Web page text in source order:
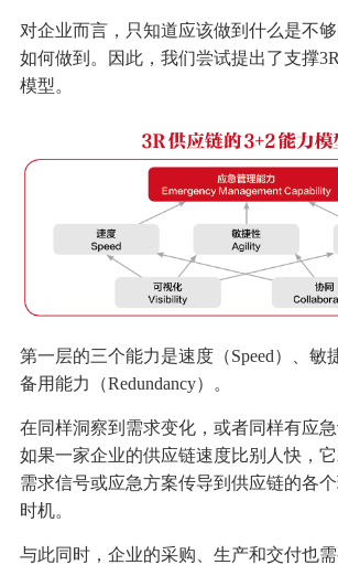
对企业而言，只知道应该做到什么是不
如何做到。因此，我们尝试提出了支撑
模型。
第一层的三个能力是速度（Speed）、敏
备用能力（Redundancy）。
在同样洞察到需求变化，或者同样有应急
如果一家企业的供应链速度比别人快，
需求信号或应急方案传导到供应链的各
时机。
与此同时，企业的采购、生产和交付也需